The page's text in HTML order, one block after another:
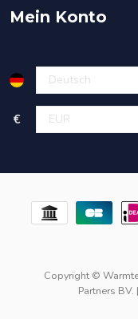
Mein Konto
€
Copyright ©
Partners BV.